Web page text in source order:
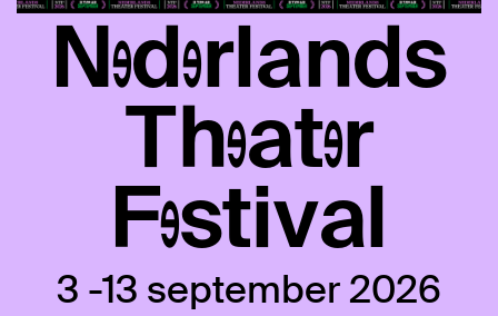
Nederlands
Theater
Festival
3 -13 september 2026